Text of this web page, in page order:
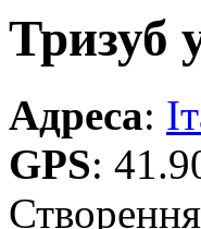
Тризуб
Адреса:
GPS: